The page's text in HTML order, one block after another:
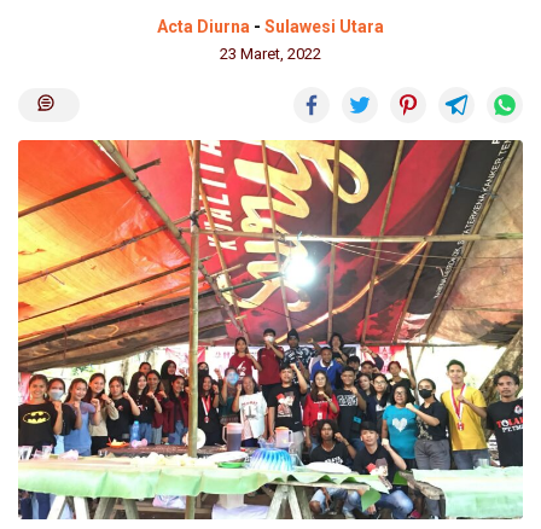
Acta Diurna - Sulawesi Utara
23 Maret, 2022